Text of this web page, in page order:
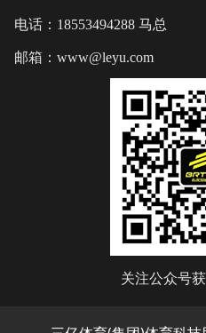
电话：18553494288 马总
邮箱：www@leyu.com
关注公众号